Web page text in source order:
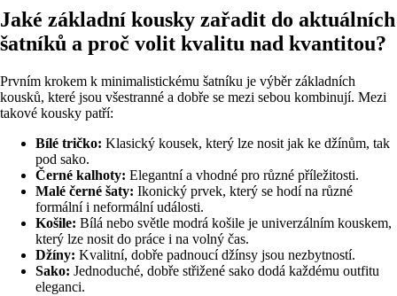
Jaké základní kousky zařadit do aktuálních
šatníků a proč volit kvalitu nad kvantitou?
Prvním krokem k minimalistickému šatníku je výběr základních
kousků, které jsou všestranné a dobře se mezi sebou kombinují. Mezi
takové kousky patří:
Bílé tričko: Klasický kousek, který lze nosit jak ke džínům, tak
pod sako.
Černé kalhoty: Elegantní a vhodné pro různé příležitosti.
Malé černé šaty: Ikonický prvek, který se hodí na různé
formální i neformální události.
Košile: Bílá nebo světle modrá košile je univerzálním kouskem,
který lze nosit do práce i na volný čas.
Džíny: Kvalitní, dobře padnoucí džínsy jsou nezbytností.
Sako: Jednoduché, dobře střižené sako dodá každému outfitu
eleganci.